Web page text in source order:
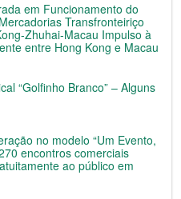
em Funcionamento do
Transfronteiriço
Zhuhai-Macau Impulso à
entre Hong Kong e Macau
“Golfinho Branco” – Alguns
no modelo “Um Evento,
encontros comerciais
ao público em